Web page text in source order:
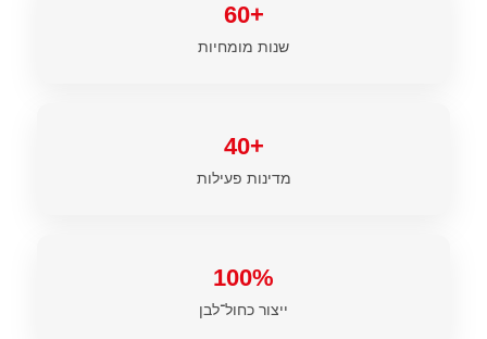
+60
שנות מומחיות
+40
מדינות פעילות
100%
ייצור כחול־לבן